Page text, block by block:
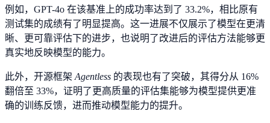
例如，GPT-4o 在该基准上的成功率达到了 33.2%，相比原有
测试集的成绩有了明显提高。这一进展不仅展示了模型在更清
晰、更可靠评估下的进步，也说明了改进后的评估方法能够更
真实地反映模型的能力。
此外，开源框架 Agentless 的表现也有了突破，其得分从 16%
翻倍至 33%，证明了更高质量的评估集能够为模型提供更准
确的训练反馈，进而推动模型能力的提升。